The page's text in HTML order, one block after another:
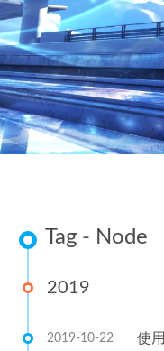
Tag - Node
2019
2019-10-22 使